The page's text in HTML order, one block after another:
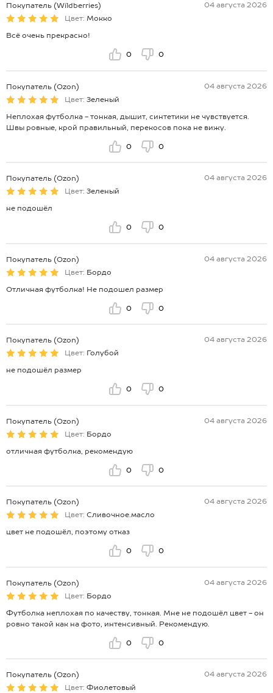
Покупатель (Wildberries)
04 августа 2026
Цвет: Мокко
Всё очень прекрасно!
0 0
Покупатель (Ozon)
04 августа 2026
Цвет: Зеленый
Неплохая футболка - тонкая, дышит, синтетики не чувствуется.
Швы ровные, крой правильный, перекосов пока не вижу.
0 0
Покупатель (Ozon)
04 августа 2026
Цвет: Зеленый
не подошёл
0 0
Покупатель (Ozon)
04 августа 2026
Цвет: Бордо
Отличная футболка! Не подошел размер
0 0
Покупатель (Ozon)
04 августа 2026
Цвет: Голубой
не подошёл размер
0 0
Покупатель (Ozon)
04 августа 2026
Цвет: Бордо
отличная футболка, рекомендую
0 0
Покупатель (Ozon)
04 августа 2026
Цвет: Сливочное.масло
цвет не подошёл, поэтому отказ
0 0
Покупатель (Ozon)
04 августа 2026
Цвет: Бордо
Футболка неплохая по качеству, тонкая. Мне не подошёл цвет - он
ровно такой как на фото, интенсивный. Рекомендую.
0 0
Покупатель (Ozon)
04 августа 2026
Цвет: Фиолетовый